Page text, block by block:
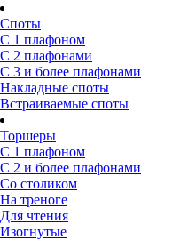
Споты
С 1 плафоном
С 2 плафонами
С 3 и более плафонами
Накладные споты
Встраиваемые споты
Торшеры
С 1 плафоном
С 2 и более плафонами
Со столиком
На треноге
Для чтения
Изогнутые